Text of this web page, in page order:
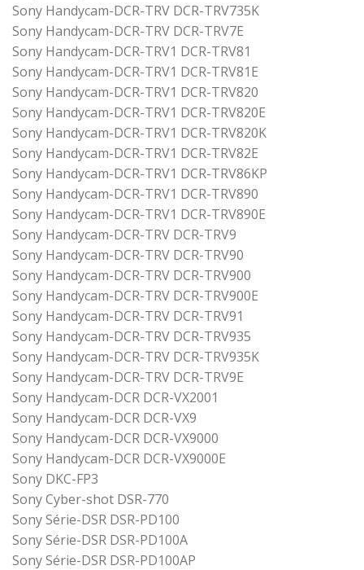
Sony Handycam-DCR-TRV DCR-TRV735K
Sony Handycam-DCR-TRV DCR-TRV7E
Sony Handycam-DCR-TRV1 DCR-TRV81
Sony Handycam-DCR-TRV1 DCR-TRV81E
Sony Handycam-DCR-TRV1 DCR-TRV820
Sony Handycam-DCR-TRV1 DCR-TRV820E
Sony Handycam-DCR-TRV1 DCR-TRV820K
Sony Handycam-DCR-TRV1 DCR-TRV82E
Sony Handycam-DCR-TRV1 DCR-TRV86KP
Sony Handycam-DCR-TRV1 DCR-TRV890
Sony Handycam-DCR-TRV1 DCR-TRV890E
Sony Handycam-DCR-TRV DCR-TRV9
Sony Handycam-DCR-TRV DCR-TRV90
Sony Handycam-DCR-TRV DCR-TRV900
Sony Handycam-DCR-TRV DCR-TRV900E
Sony Handycam-DCR-TRV DCR-TRV91
Sony Handycam-DCR-TRV DCR-TRV935
Sony Handycam-DCR-TRV DCR-TRV935K
Sony Handycam-DCR-TRV DCR-TRV9E
Sony Handycam-DCR DCR-VX2001
Sony Handycam-DCR DCR-VX9
Sony Handycam-DCR DCR-VX9000
Sony Handycam-DCR DCR-VX9000E
Sony DKC-FP3
Sony Cyber-shot DSR-770
Sony Série-DSR DSR-PD100
Sony Série-DSR DSR-PD100A
Sony Série-DSR DSR-PD100AP